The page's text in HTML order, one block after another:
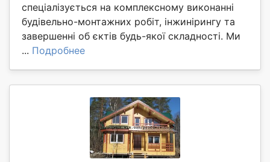
спеціалізується на комплексному виконанні
будівельно-монтажних робіт, інжинірингу та
завершенні об єктів будь-якої складності. Ми
... Подробнее